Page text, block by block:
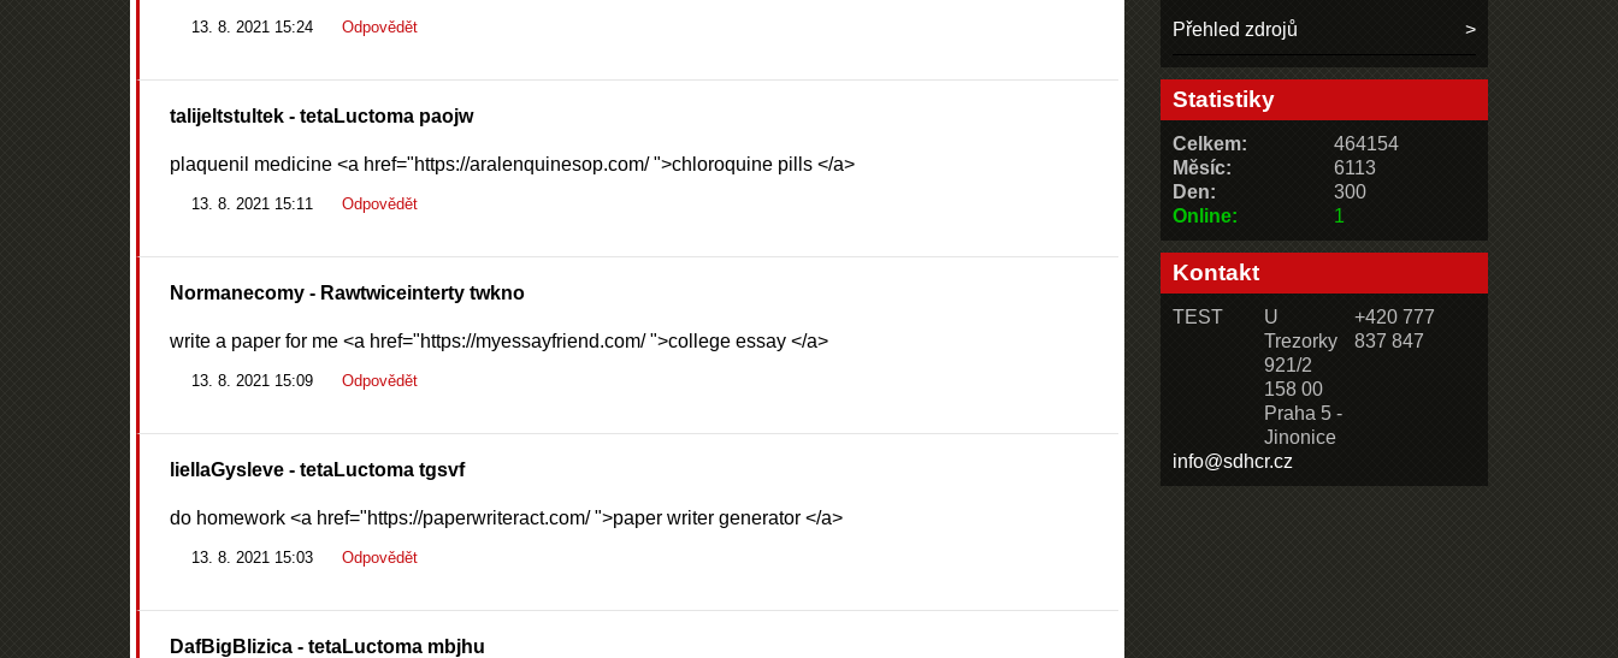
13. 8. 2021 15:24 Odpovědět
talijeltstultek- tetaLuctoma paojw
plaquenil medicine <a href="https://aralenquinesop.com/ ">chloroquine pills </a>
13. 8. 2021 15:11 Odpovědět
Normanecomy- Rawtwiceinterty twkno
write a paper for me <a href="https://myessayfriend.com/ ">college essay </a>
13. 8. 2021 15:09 Odpovědět
liellaGysleve- tetaLuctoma tgsvf
do homework <a href="https://paperwriteract.com/ ">paper writer generator </a>
13. 8. 2021 15:03 Odpovědět
DafBigBlizica- tetaLuctoma mbjhu
Přehled zdrojů
Statistiky
Online: 1
Celkem:
464154
Měsíc:
6113
Den:
300
Kontakt
TEST
U
Trezorky
921/2
158 00
Praha 5 -
Jinonice
+420 777
837 847
info@sdhcr.cz